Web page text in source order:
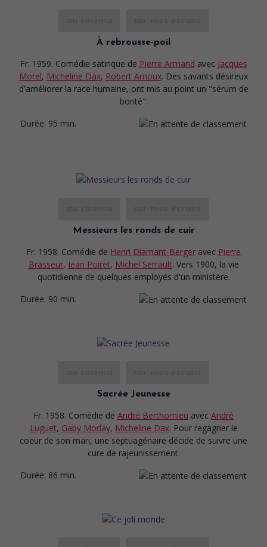
À rebrousse-poil
Fr. 1959. Comédie satirique de Pierre Armand avec Jacques
Morel, Micheline Dax, Robert Arnoux. Des savants désireux
d'améliorer la race humaine, ont mis au point un "sérum de
bonté".
Durée: 95 min.
Messieurs les ronds de cuir
Fr. 1958. Comédie de Henri Diamant-Berger avec Pierre
Brasseur, Jean Poiret, Michel Serrault. Vers 1900, la vie
quotidienne de quelques employés d'un ministère.
Durée: 90 min.
Sacrée Jeunesse
Fr. 1958. Comédie de André Berthomieu avec André
Luguet, Gaby Morlay, Micheline Dax. Pour regagner le
coeur de son mari, une septuagénaire décide de suivre une
cure de rajeunissement.
Durée: 86 min.